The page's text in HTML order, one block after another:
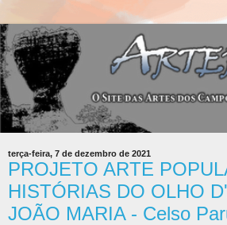
terça-feira, 7 de dezembro de 2021
PROJETO ARTE
HISTÓRIAS DO OLHO
JOÃO MARIA - Celso